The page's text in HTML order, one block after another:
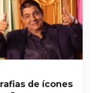
de ícones